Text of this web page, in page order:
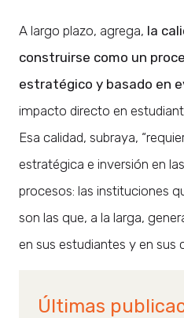
A largo plazo, agrega, la
construirse como un
estratégico y basado en
impacto directo en
Esa calidad, subraya,
estratégica e inversión en
procesos: las instituciones
son las que, a la larga,
en sus estudiantes y en sus
Últimas